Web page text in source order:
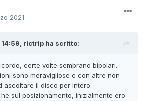
2021
rictrip ha scritto:
certe volte sembrano bipolari..
sono meravigliose e con altre non
ascoltare il disco per intero.
sul posizionamento, inizialmente ero